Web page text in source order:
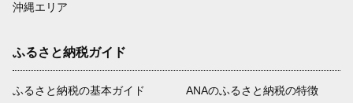
沖縄エリア
ふるさと納税ガイド
ふるさと納税の基本ガイド
ANAのふるさと納税の特徴